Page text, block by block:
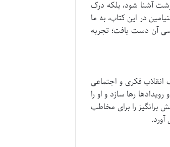
آشنا شود، بلکه درک
در این کتاب، به ما
آن دست یافت؛ تجربه
انقلاب فکری و اجتماعی
رها سازد و او را
برانگیز را برای مخاطب